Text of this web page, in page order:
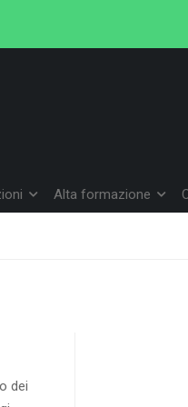
Alta formazione
dei